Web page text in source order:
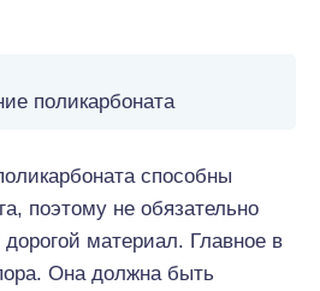
поликарбоната
способны
поэтому не обязательно
материал. Главное в
Она должна быть